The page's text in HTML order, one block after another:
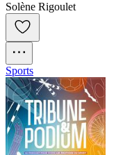
Solène Rigoulet
Sports